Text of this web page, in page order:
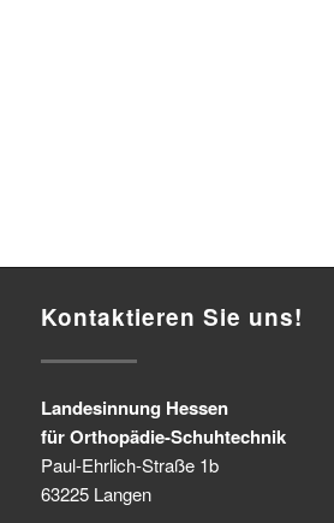
Kontaktieren Sie uns!
Landesinnung Hessen
für Orthopädie-Schuhtechnik
Paul-Ehrlich-Straße 1b
63225 Langen